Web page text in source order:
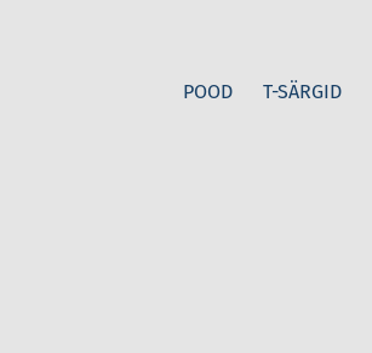
POOD T-SÄRGID